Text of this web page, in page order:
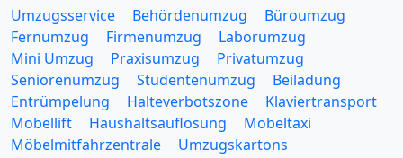
Umzugsservice Behördenumzug
Büroumzug
Fernumzug
Firmenumzug
Laborumzug
Mini Umzug
Praxisumzug
Privatumzug
Seniorenumzug
Studentenumzug
Beiladung
Entrümpelung
Halteverbotszone
Klaviertransport
Möbellift
Haushaltsauflösung
Möbeltaxi
Möbelmitfahrzentrale
Umzugskartons